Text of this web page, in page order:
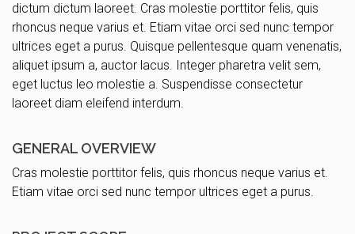
dictum dictum laoreet. Cras molestie porttitor felis, quis
rhoncus neque varius et. Etiam vitae orci sed nunc tempor
ultrices eget a purus. Quisque pellentesque quam venenatis,
aliquet ipsum a, auctor lacus. Integer pharetra velit sem,
eget luctus leo molestie a. Suspendisse consectetur
laoreet diam eleifend interdum.
GENERAL OVERVIEW
Cras molestie porttitor felis, quis rhoncus neque varius et.
Etiam vitae orci sed nunc tempor ultrices eget a purus.